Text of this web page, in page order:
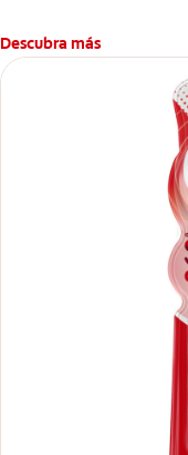
Descubra más